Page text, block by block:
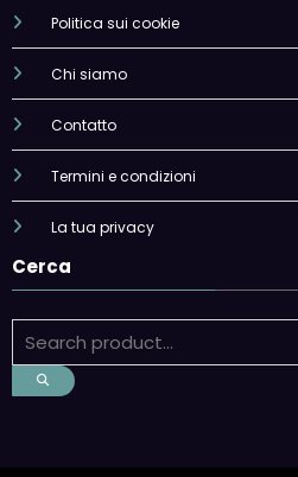
Politica sui cookie
Chi siamo
Contatto
Termini e condizioni
La tua privacy
Cerca